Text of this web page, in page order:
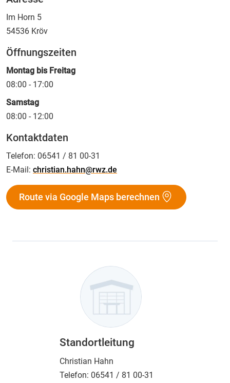
Im Horn 5
54536 Kröv
Öffnungszeiten
Montag bis Freitag
08:00 - 17:00
Samstag
08:00 - 12:00
Kontaktdaten
Telefon: 06541 / 81 00-31
E-Mail: christian.hahn@rwz.de
Route via Google Maps berechnen
Standortleitung
Christian Hahn
Telefon: 06541 / 81 00-31